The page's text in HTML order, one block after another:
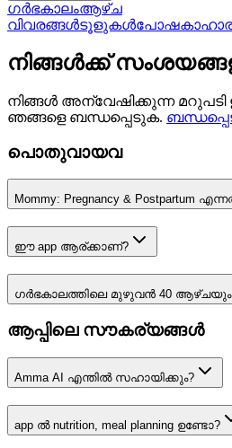
ഗർഭകാലംആഴ്ച
വിവരങ്ങൾടൂളുകൾ
നിങ്ങൾക്ക്
നിങ്ങൾ അന്വേഷിക്കുന്ന മറുപടി
ഞങ്ങളെ ബന്ധപ്പെടുക.
പൊതുവായവ
Mommy: Pregnancy & Postpartum
ഈ app ആര്ക്കാണ്?
ഗർഭകാലത്തിലെ മുഴുവൻ 40
ആപ്പിലെ സൗകര്യങ്ങൾ
Amma AI എന്തിൽ സഹായിക്കും?
app ൽ nutrition, meal planning ഉണ്ടോ?